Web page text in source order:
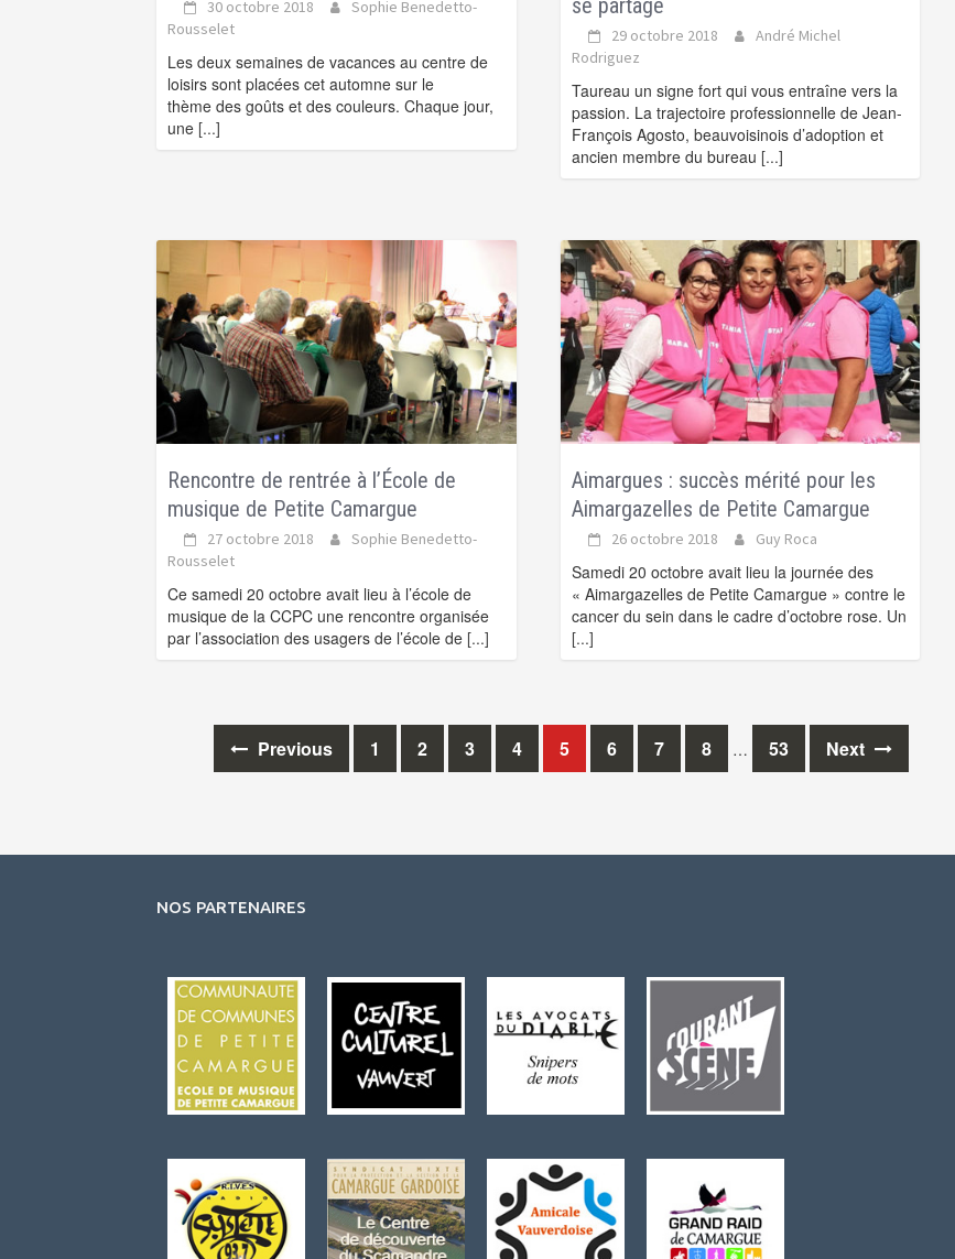
30 octobre 2018
Sophie Benedetto-
Rousselet
Les deux semaines de vacances au centre de
loisirs sont placées cet automne sur le
thème des goûts et des couleurs. Chaque jour,
une [...]
29 octobre 2018
André Michel
Rodriguez
Taureau un signe fort qui vous entraîne vers la
passion. La trajectoire professionnelle de Jean-
François Agosto, beauvoisinois d’adoption et
ancien membre du bureau [...]
Rencontre de rentrée à l’École de
musique de Petite Camargue
27 octobre 2018
Sophie Benedetto-
Rousselet
Ce samedi 20 octobre avait lieu à l’école de
musique de la CCPC une rencontre organisée
par l’association des usagers de l’école de [...]
Aimargues : succès mérité pour les
Aimargazelles de Petite Camargue
26 octobre 2018 Guy Roca
Samedi 20 octobre avait lieu la journée des
« Aimargazelles de Petite Camargue » contre le
cancer du sein dans le cadre d’octobre rose. Un
[...]
Posts
Previous 1 2 3 4 5 6 7 8 … 53 Next
NOS PARTENAIRES